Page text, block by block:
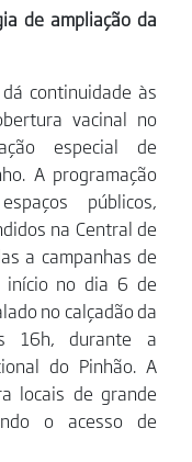
de ampliação da
continuidade às
vacinal no
especial de
A programação
públicos,
na Central de
a campanhas de
início no dia 6 de
no calçadão da
16h, durante a
do Pinhão. A
locais de grande
o acesso de